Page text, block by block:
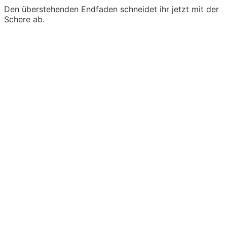
Den überstehenden Endfaden schneidet ihr jetzt mit der
Schere ab.